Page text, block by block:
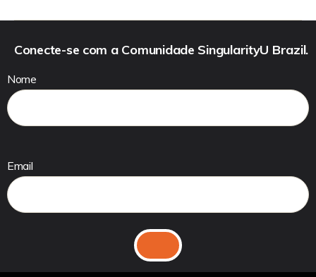
Conecte-se com a Comunidade SingularityU Brazil.
Nome
Email